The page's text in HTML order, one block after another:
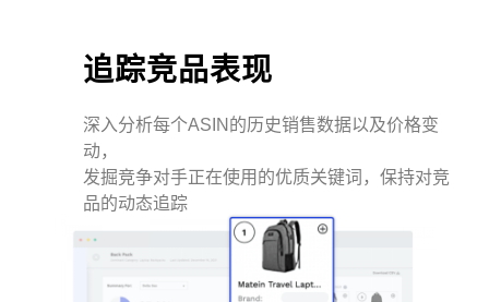
追踪竞品表现
深入分析每个ASIN的历史销售数据以及价格变
动，
发掘竞争对手正在使用的优质关键词，保持对竞
品的动态追踪